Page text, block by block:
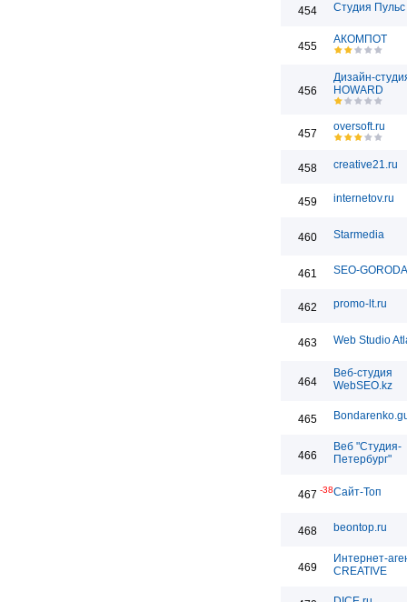
454 Студия Пульс
455
АКОМПОТ
456
Дизайн-
HOWARD
457
oversoft.ru
458 creative21.ru
459 internetov.ru
460 Starmedia
461 SEO-GORODA
462 promo-lt.ru
463 Web Studio
464
Веб-студия
WebSEO.kz
465
466
Веб "Студия-
Петербург"
467 -38Сайт-Топ
468 beontop.ru
469
Интернет-
CREATIVE